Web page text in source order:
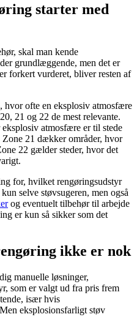
starter med
skal man kende
grundlæggende, men det er
forkert vurderet, bliver resten af
hvor ofte en eksplosiv atmosfære
21 og 22 de mest relevante.
atmosfære er til stede
21 dækker områder, hvor
22 gælder steder, hvor det
for, hvilket rengøringsudstyr
selve støvsugeren, men også
og eventuelt tilbehør til arbejde
er kun så sikker som det
ikke er nok
manuelle løsninger,
som er valgt ud fra pris frem
især hvis
eksplosionsfarligt støv